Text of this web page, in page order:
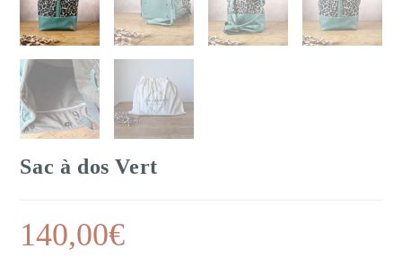
Sac à dos Vert
140,00€